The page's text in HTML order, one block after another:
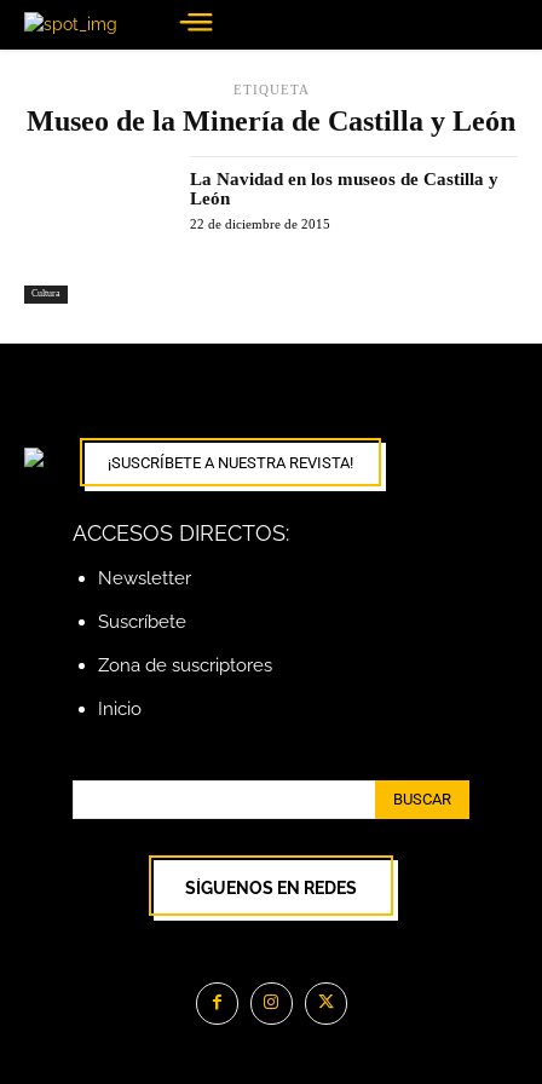
ETIQUETA
Museo de la Minería de Castilla y León
Cultura
La Navidad en los museos de Castilla y
León
22 de diciembre de 2015
¡SUSCRÍBETE A NUESTRA REVISTA!
ACCESOS DIRECTOS:
Newsletter
Suscríbete
Zona de suscriptores
Inicio
BUSCAR
SÍGUENOS EN REDES